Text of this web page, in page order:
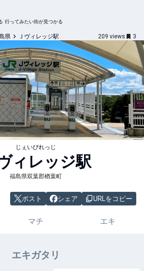
行ってみたい街が見つかる
県 Ｊヴィレッジ駅 209 views 3
じぇいびれっじ
ィレッジ駅
福島県双葉郡楢葉町
ポスト シェア URLをコピー
マチ エキ
エキガタリ